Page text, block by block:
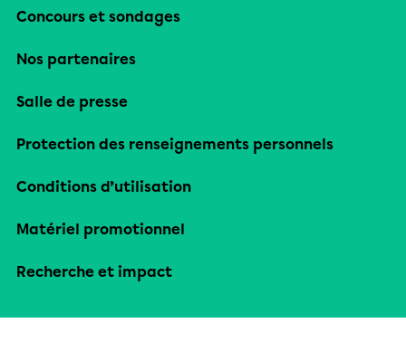
Concours et sondages
Nos partenaires
Salle de presse
Protection des renseignements personnels
Conditions d’utilisation
Matériel promotionnel
Recherche et impact